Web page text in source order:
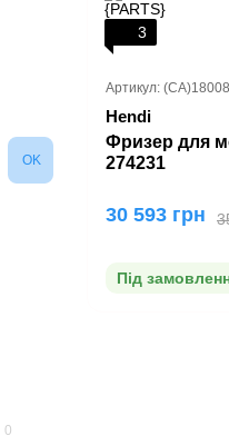
3
Артикул:
Hendi
Фризер для
274231
30 593 грн
Під
OK
0